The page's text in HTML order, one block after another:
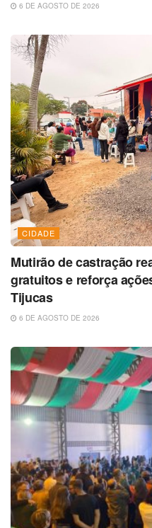
6 DE AGOSTO DE 2026
CIDADE
Mutirão de castração
gratuitos e reforça
Tijucas
6 DE AGOSTO DE 2026